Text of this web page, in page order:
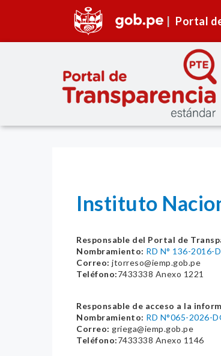
Portal
Instituto
Responsable del Portal de
Nombramiento: RD N° 136-2016-
Correo: jtorreso@iemp.gob.pe
Teléfono:7433338 Anexo 1221
Responsable de acceso a la
Nombramiento: RD N°065-2026-
Correo: griega@iemp.gob.pe
Teléfono:7433338 Anexo 1146